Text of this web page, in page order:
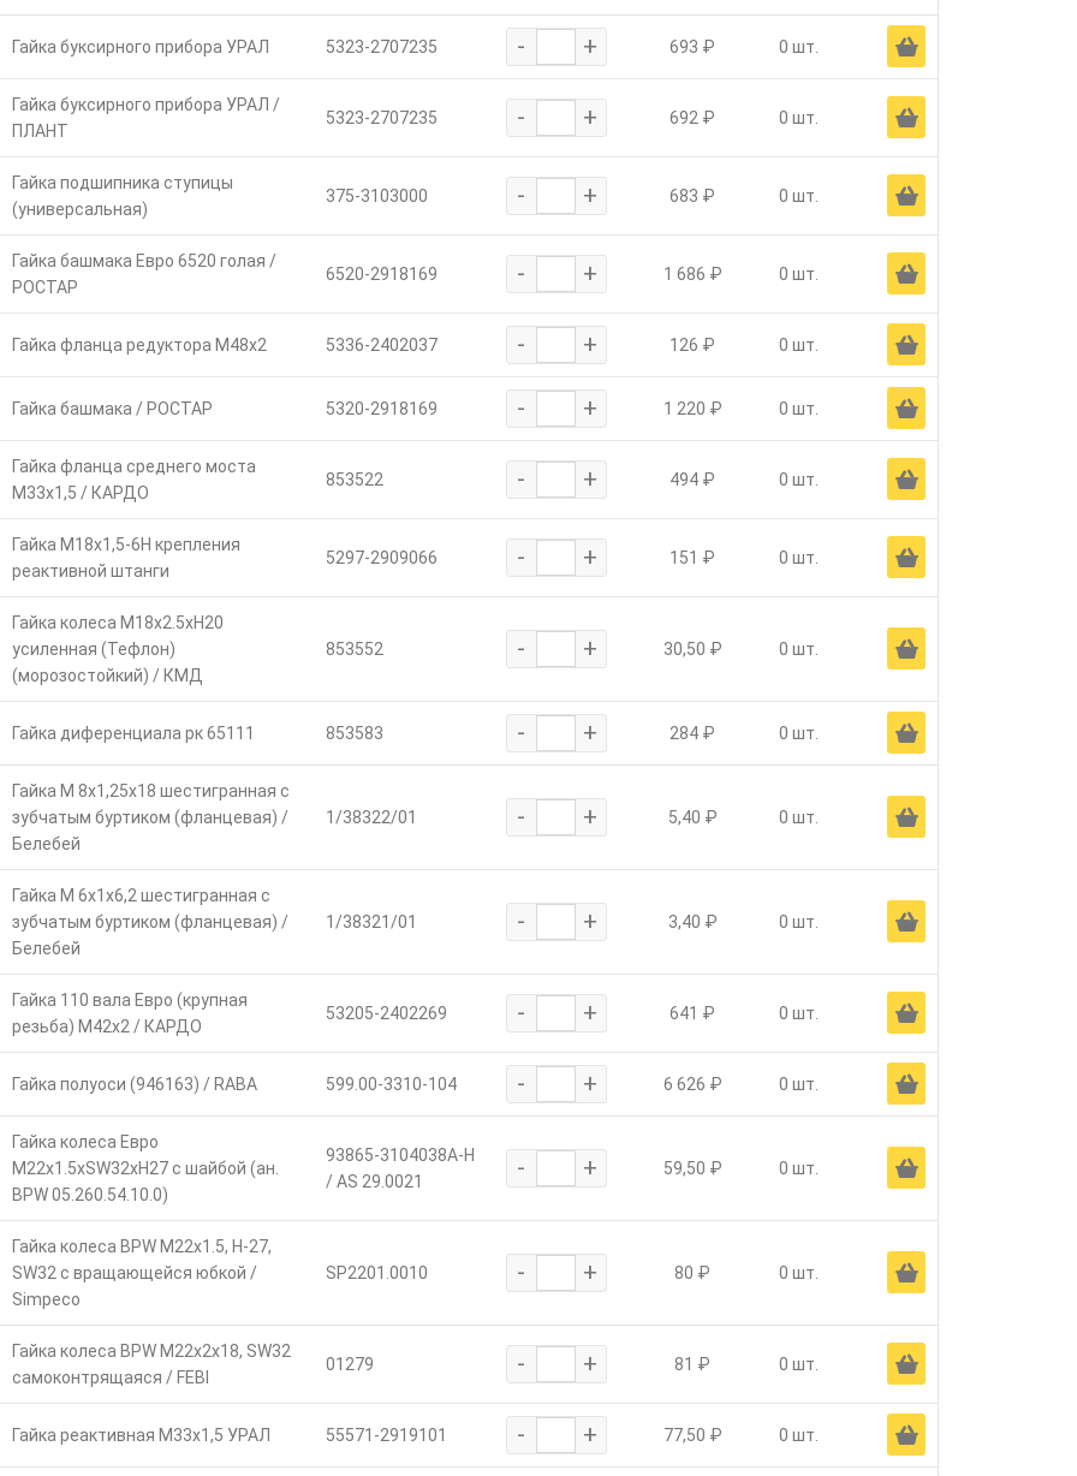
Гайка буксирного прибора УРАЛ 5323-2707235 - + 693 ₽ 0 шт. Ä
Гайка буксирного прибора УРАЛ /
ПЛАНТ
5323-2707235 - + 692 ₽ 0 шт. Ä
Гайка подшипника ступицы
(универсальная)
375-3103000 - + 683 ₽ 0 шт. Ä
Гайка башмака Евро 6520 голая /
РОСТАР
6520-2918169 - + 1 686 ₽ 0 шт. Ä
Гайка фланца редуктора М48х2 5336-2402037 - + 126 ₽ 0 шт. Ä
Гайка башмака / РОСТАР 5320-2918169 - + 1 220 ₽ 0 шт. Ä
Гайка фланца среднего моста
М33х1,5 / КАРДО
853522 - + 494 ₽ 0 шт. Ä
Гайка М18х1,5-6Н крепления
реактивной штанги
5297-2909066 - + 151 ₽ 0 шт. Ä
Гайка колеса М18х2.5хH20
усиленная (Тефлон)
(морозостойкий) / КМД
853552 - + 30,50 ₽ 0 шт. Ä
Гайка диференциала рк 65111 853583 - + 284 ₽ 0 шт. Ä
Гайка М 8х1,25х18 шестигранная с
зубчатым буртиком (фланцевая) /
Белебей
1/38322/01 - + 5,40 ₽ 0 шт. Ä
Гайка М 6х1х6,2 шестигранная с
зубчатым буртиком (фланцевая) /
Белебей
1/38321/01 - + 3,40 ₽ 0 шт. Ä
Гайка 110 вала Евро (крупная
резьба) М42х2 / КАРДО
53205-2402269 - + 641 ₽ 0 шт. Ä
Гайка полуоси (946163) / RABA 599.00-3310-104 - + 6 626 ₽ 0 шт. Ä
Гайка колеса Евро
М22х1.5хSW32хH27 с шайбой (ан.
BPW 05.260.54.10.0)
93865-3104038A-H
/ AS 29.0021
- + 59,50 ₽ 0 шт. Ä
Гайка колеса BPW М22х1.5, H-27,
SW32 с вращающейся юбкой /
Simpeco
SP2201.0010 - + 80 ₽ 0 шт. Ä
Гайка колеса BPW М22х2х18, SW32
самоконтрящаяся / FEBI
01279 - + 81 ₽ 0 шт. Ä
Гайка реактивная М33х1,5 УРАЛ 55571-2919101 - + 77,50 ₽ 0 шт. Ä